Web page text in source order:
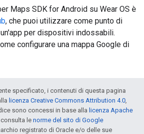
Maps SDK for Android su Wear OS è
, che puoi utilizzare come punto di
per dispositivi indossabili.
configurare una mappa Google di
specificato, i contenuti di questa pagina
licenza Creative Commons Attribution 4.0,
sono concessi in base alla licenza Apache
le norme del sito di Google
registrato di Oracle e/o delle sue